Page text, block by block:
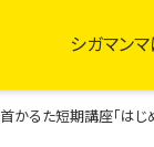
シガマン
かるた短期講座「はじ